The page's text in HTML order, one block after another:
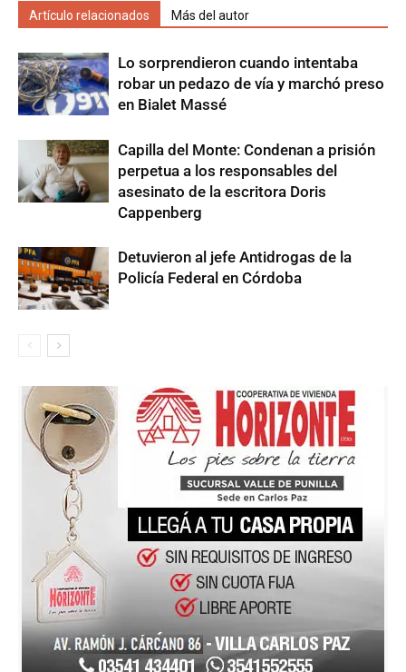
Artículo relacionados Más del autor
Lo sorprendieron cuando intentaba
robar un pedazo de vía y marchó preso
en Bialet Massé
Capilla del Monte: Condenan a prisión
perpetua a los responsables del
asesinato de la escritora Doris
Cappenberg
Detuvieron al jefe Antidrogas de la
Policía Federal en Córdoba